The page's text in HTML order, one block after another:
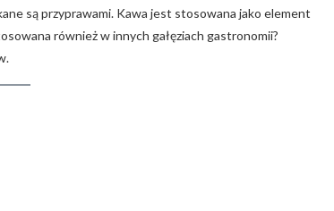
są przyprawami. Kawa jest stosowana jako element
również w innych gałęziach gastronomii?